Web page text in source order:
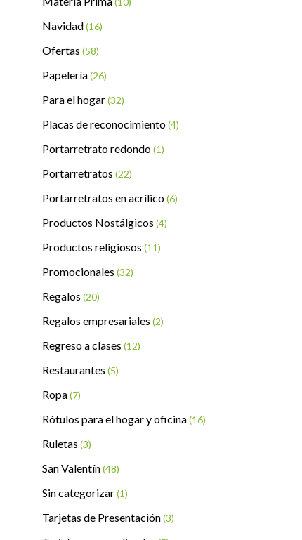
Navidad(16)
Ofertas (58)
Papelería(26)
Para el hogar(32)
Placas de reconocimiento(4)
Portarretrato redondo(1)
Portarretratos (22)
Portarretratos en acrílico(6)
Productos Nostálgicos (4)
Productos religiosos (11)
Promocionales (32)
Regalos (20)
Regalos empresariales (2)
Regreso a clases (12)
Restaurantes (5)
Ropa(7)
Rótulos para el hogar y oficina(16)
Ruletas (3)
San Valentín(48)
Sin categorizar(1)
Tarjetas de Presentación(3)